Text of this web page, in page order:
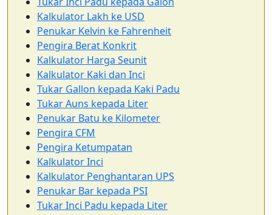
Kalkulator Lakh ke USD
Penukar Kelvin ke Fahrenheit
Pengira Berat Konkrit
Kalkulator Harga Seunit
Kalkulator Kaki dan Inci
Tukar Gallon kepada Kaki Padu
Tukar Auns kepada Liter
Penukar Batu ke Kilometer
Pengira CFM
Pengira Ketumpatan
Kalkulator Inci
Kalkulator Penghantaran UPS
Penukar Bar kepada PSI
Tukar Inci Padu kepada Liter